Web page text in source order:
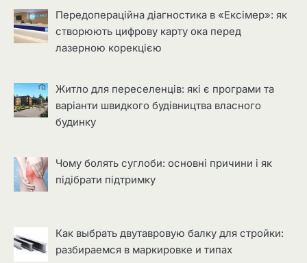
Передопераційна діагностика в «Ексімер»: як
створюють цифрову карту ока перед
лазерною корекцією
Житло для переселенців: які є програми та
варіанти швидкого будівництва власного
будинку
Чому болять суглоби: основні причини і як
підібрати підтримку
Как выбрать двутавровую балку для стройки:
разбираемся в маркировке и типах